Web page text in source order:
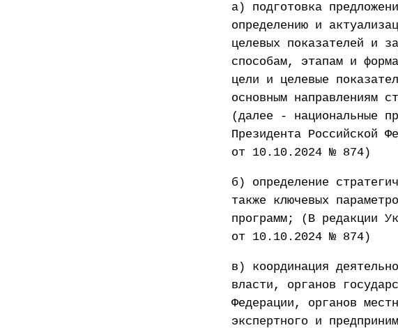
а) подготовка
определению и
целевых показателей и
способам, этапам и
цели и целевые
основным направлениям
(далее - национальные
Президента Российской
от 10.10.2024 № 874)
б) определение
также ключевых
программ; (В редакции
от 10.10.2024 № 874)
в) координация
власти, органов
Федерации, органов
экспертного и